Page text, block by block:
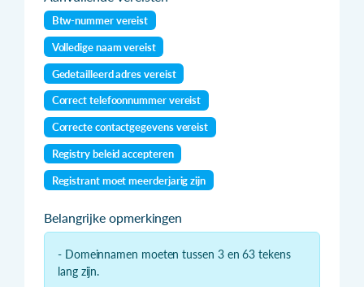
Btw-nummer vereist
Volledige naam vereist
Gedetailleerd adres vereist
Correct telefoonnummer vereist
Correcte contactgegevens vereist
Registry beleid accepteren
Registrant moet meerderjarig zijn
Belangrijke opmerkingen
- Domeinnamen moeten tussen 3 en 63 tekens
lang zijn.